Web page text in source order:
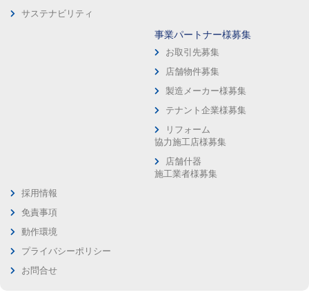
サステナビリティ
事業パートナー様募集
お取引先募集
店舗物件募集
製造メーカー様募集
テナント企業様募集
リフォーム
協力施工店様募集
店舗什器
施工業者様募集
採用情報
免責事項
動作環境
プライバシーポリシー
お問合せ